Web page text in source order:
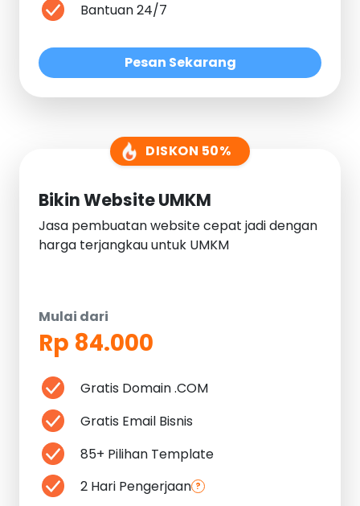
Bantuan 24/7
Pesan Sekarang
DISKON 50%
Bikin Website UMKM
Jasa pembuatan website cepat jadi dengan
harga terjangkau untuk UMKM
Mulai dari
Rp 84.000
Gratis Domain .COM
Gratis Email Bisnis
85+ Pilihan Template
2 Hari Pengerjaan ?